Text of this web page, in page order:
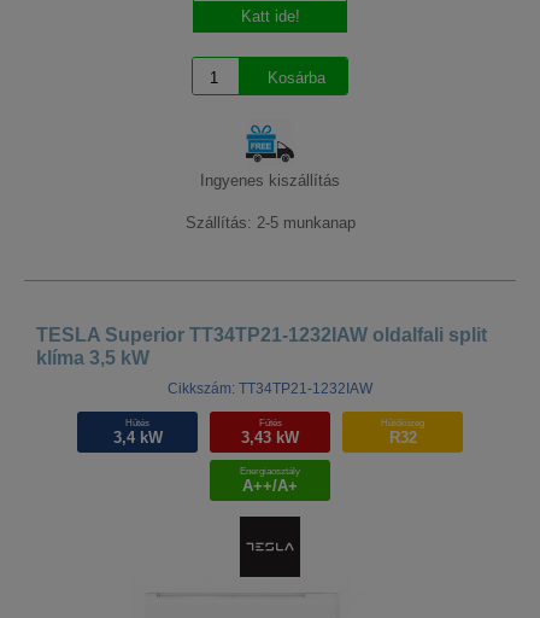
Katt ide!
Ingyenes kiszállítás
Szállítás: 2-5 munkanap
TESLA Superior TT34TP21-1232IAW oldalfali split
klíma 3,5 kW
Cikkszám: TT34TP21-1232IAW
Hűtés
3,4 kW
Fűtés
3,43 kW
Hűtőközeg
R32
Energiaosztály
A++/A+